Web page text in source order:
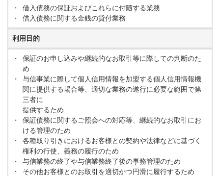
・
借入債務の保証およびこれらに付随する業務
・
借入債務に関する金銭の貸付業務
利用目的
・
保証のお申し込みや継続的なお取引等に際しての判断のた
め
・
与信事業に際して個人信用情報を加盟する個人信用情報機
関に提供する場合等、適切な業務の遂行に必要な範囲で第
三者に
提供するため
・
保証債務に関するご照会への対応等、継続的なお取引にお
ける管理のため
・
各種取り引きにおけるお客様との契約や法律などに基づく
権利の行使、義務の履行のため
・
与信業務の終了や与信業務終了後の事務管理のため
・
その他お客様とのお取引を適切かつ円滑に履行するため